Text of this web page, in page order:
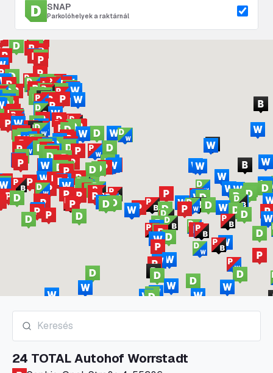
SNAP
Parkolóhelyek a raktárnál
24 TOTAL Autohof Worrstadt